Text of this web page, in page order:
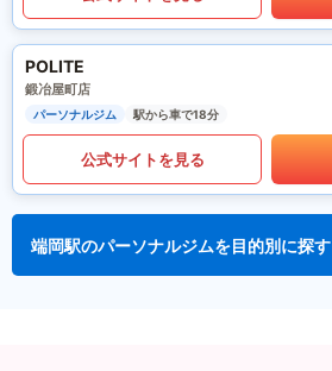
POLITE
鍛冶屋町店
パーソナルジム 駅から車で18分
公式サイトを見る
端岡駅のパーソナルジムを目的別に探す